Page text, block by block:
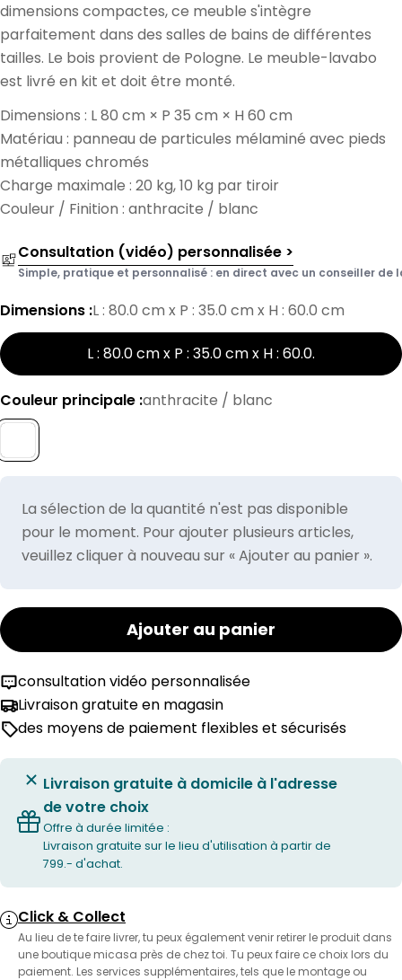
dimensions compactes, ce meuble s'intègre
parfaitement dans des salles de bains de différentes
tailles. Le bois provient de Pologne. Le meuble-lavabo
est livré en kit et doit être monté.
Dimensions : L 80 cm × P 35 cm × H 60 cm
Matériau : panneau de particules mélaminé avec pieds
métalliques chromés
Charge maximale : 20 kg, 10 kg par tiroir
Couleur / Finition : anthracite / blanc
Consultation (vidéo) personnalisée >
Simple, pratique et personnalisé : en direct avec un conseiller de
Dimensions :L : 80.0 cm x P : 35.0 cm x H : 60.0 cm
L : 80.0 cm x P : 35.0 cm x H : 60.0.
Couleur principale :anthracite / blanc
La sélection de la quantité n'est pas disponible
pour le moment. Pour ajouter plusieurs articles,
veuillez cliquer à nouveau sur « Ajouter au panier ».
Ajouter au panier
consultation vidéo personnalisée
Livraison gratuite en magasin
des moyens de paiement flexibles et sécurisés
Livraison gratuite à domicile à l'adresse
de votre choix
Offre à durée limitée :
Livraison gratuite sur le lieu d'utilisation à partir de
799.- d'achat.
Click & Collect
Au lieu de te faire livrer, tu peux également venir retirer le produit dans
une boutique micasa près de chez toi. Tu peux faire ce choix lors du
paiement. Les services supplémentaires, tels que le montage ou